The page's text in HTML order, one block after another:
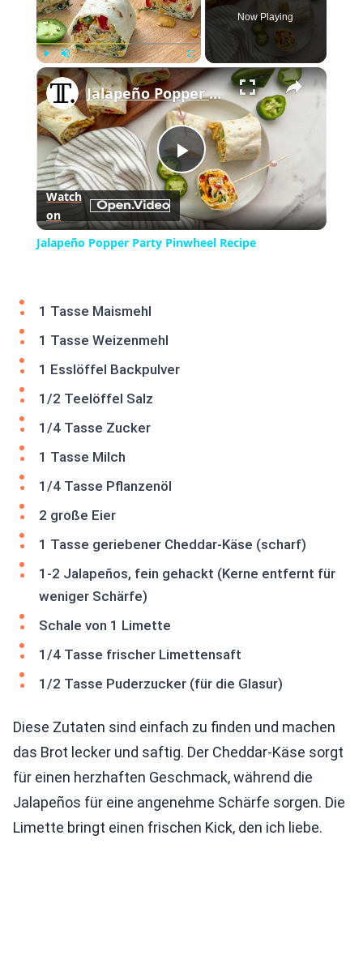
Play Unmute Fullscreen
Now Playing
×
Play
Video
Jalapeño Popper Party Pinwheel Recipe
Watch
on
Jalapeño Popper Party Pinwheel Recipe
1 Tasse Maismehl
1 Tasse Weizenmehl
1 Esslöffel Backpulver
1/2 Teelöffel Salz
1/4 Tasse Zucker
1 Tasse Milch
1/4 Tasse Pflanzenöl
2 große Eier
1 Tasse geriebener Cheddar-Käse (scharf)
1-2 Jalapeños, fein gehackt (Kerne entfernt für
weniger Schärfe)
Schale von 1 Limette
1/4 Tasse frischer Limettensaft
1/2 Tasse Puderzucker (für die Glasur)
Diese Zutaten sind einfach zu finden und machen
das Brot lecker und saftig. Der Cheddar-Käse sorgt
für einen herzhaften Geschmack, während die
Jalapeños für eine angenehme Schärfe sorgen. Die
Limette bringt einen frischen Kick, den ich liebe.